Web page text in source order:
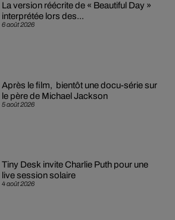
6 août 2026
La version réécrite de « Beautiful Day »
interprétée lors des...
5 août 2026
Après le film, bientôt une docu-série sur
le père de Michael Jackson
4 août 2026
Tiny Desk invite Charlie Puth pour une
live session solaire